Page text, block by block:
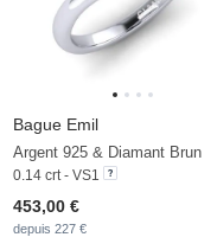
Bague Emil
Argent 925 & Diamant Brun
0.14 crt - VS1
453,00 €
depuis 227 €